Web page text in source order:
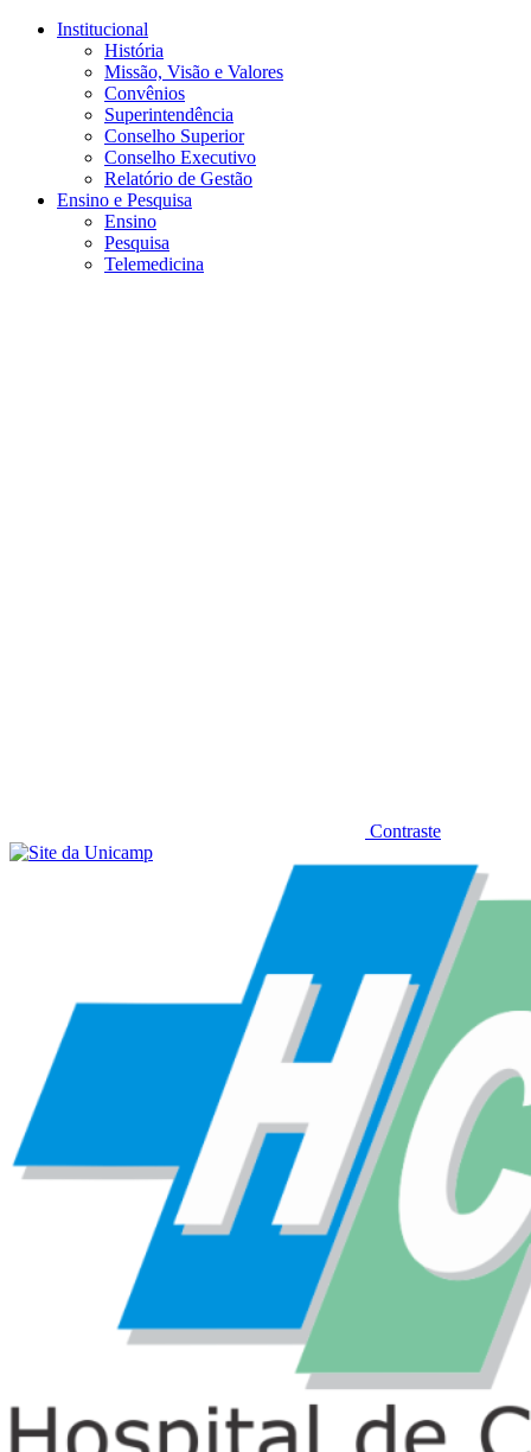
Conteúdo principal
Institucional
História
Missão, Visão e Valores
Convênios
Superintendência
Conselho Superior
Conselho Executivo
Relatório de Gestão
Ensino e Pesquisa
Ensino
Pesquisa
Telemedicina
Contraste